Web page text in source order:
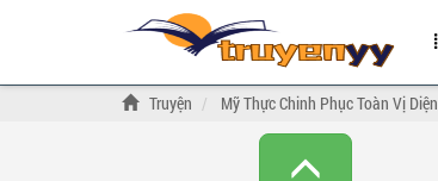
Truyện Mỹ Thực Chinh Phục Toàn Vị Diện